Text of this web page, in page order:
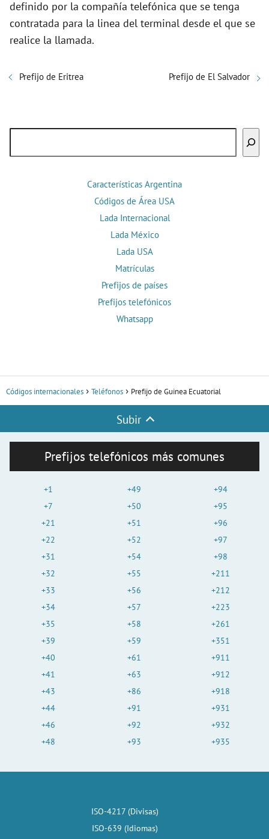
definido por la compañía telefónica que se tenga
contratada para la linea del terminal desde el que se
realice la llamada.
Prefijo de Eritrea Prefijo de El Salvador
Características Argentina
Códigos de Área USA
Lada Internacional
Lada México
Lada USA
Matrículas
Prefijos de países
Prefijos telefónicos
Whatsapp
Códigos internacionales Teléfonos Prefijo de Guinea Ecuatorial
Subir
Prefijos telefónicos más comunes
+1
+7
+21
+22
+31
+32
+33
+34
+35
+39
+40
+41
+43
+44
+46
+48
+49
+50
+51
+52
+54
+55
+56
+57
+58
+59
+61
+63
+86
+91
+92
+93
+94
+95
+96
+97
+98
+211
+212
+223
+261
+351
+911
+912
+918
+931
+932
+935
ISO-4217 (Divisas)
ISO-639 (Idiomas)